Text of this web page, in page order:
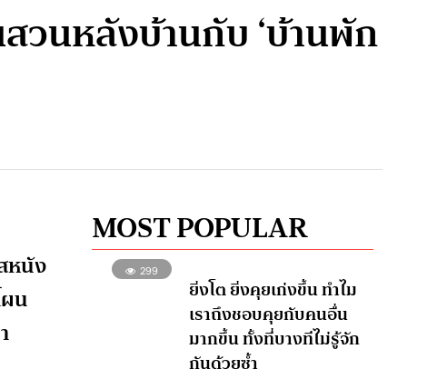
วนหลังบ้านกับ ‘บ้านพัก
หนัง
น
MOST POPULAR
299
ยิ่งโต ยิ่งคุยเก่งขึ้น ทำไม
เราถึงชอบคุยกับคนอื่น
มากขึ้น ทั้งที่บางทีไม่รู้จัก
กันด้วยซ้ำ